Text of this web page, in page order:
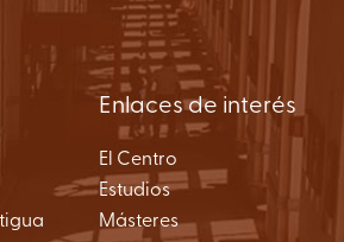
Enlaces de interés
El Centro
Estudios
Másteres